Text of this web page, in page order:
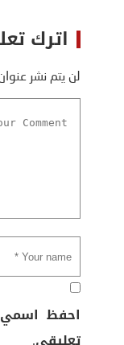
اترك
لن يتم نشر
احفظ